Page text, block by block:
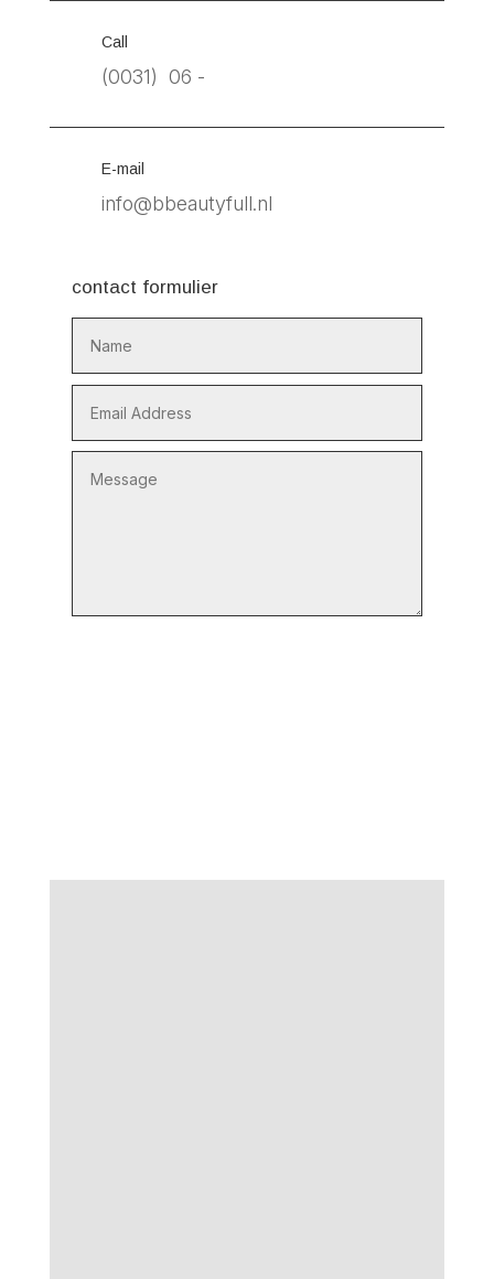
Call
(0031) 06 -
E-mail
info@bbeautyfull.nl
contact formulier